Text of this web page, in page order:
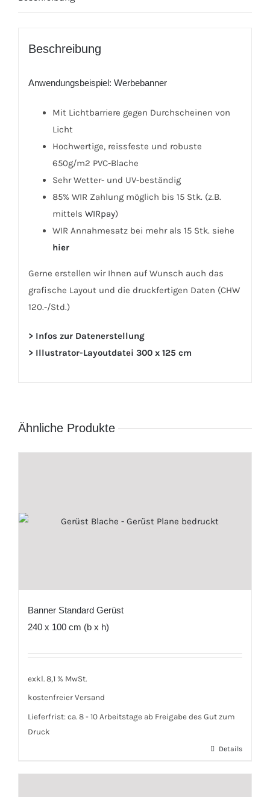
Beschreibung
Anwendungsbeispiel: Werbebanner
Mit Lichtbarriere gegen Durchscheinen von
Licht
Hochwertige, reissfeste und robuste
650g/m2 PVC-Blache
Sehr Wetter- und UV-beständig
85% WIR Zahlung möglich bis 15 Stk. (z.B.
mittels WIRpay)
WIR Annahmesatz bei mehr als 15 Stk. siehe
hier
Gerne erstellen wir Ihnen auf Wunsch auch das
grafische Layout und die druckfertigen Daten (CHW
120.-/Std.)
> Infos zur Datenerstellung
> Illustrator-Layoutdatei 300 x 125 cm
Ähnliche Produkte
Banner Standard Gerüst
240 x 100 cm (b x h)
exkl. 8,1 % MwSt.
kostenfreier Versand
Lieferfrist: ca. 8 - 10 Arbeitstage ab Freigabe des Gut zum
Druck
Details